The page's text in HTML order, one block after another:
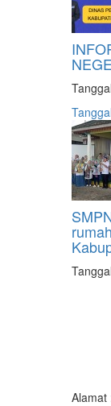
Alamat